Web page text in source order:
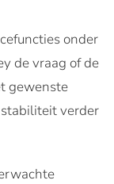
onder
de vraag of de
gewenste
verder